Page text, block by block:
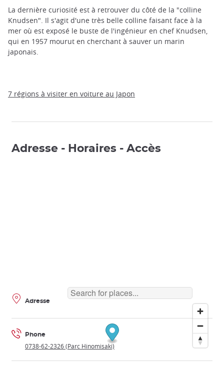
La dernière curiosité est à retrouver du côté de la "colline
Knudsen". Il s'agit d'une très belle colline faisant face à la
mer où est exposé le buste de l'ingénieur en chef Knudsen,
qui en 1957 mourut en cherchant à sauver un marin
japonais.
7 régions à visiter en voiture au Japon
Adresse - Horaires - Accès
Adresse
Phone
0738-62-2326 (Parc Hinomisaki)